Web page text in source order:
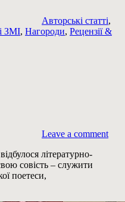
Авторські статті,
ЗМІ, Нагороди, Рецензії &
Leave a comment
літературно-
совість – служити
поетеси,